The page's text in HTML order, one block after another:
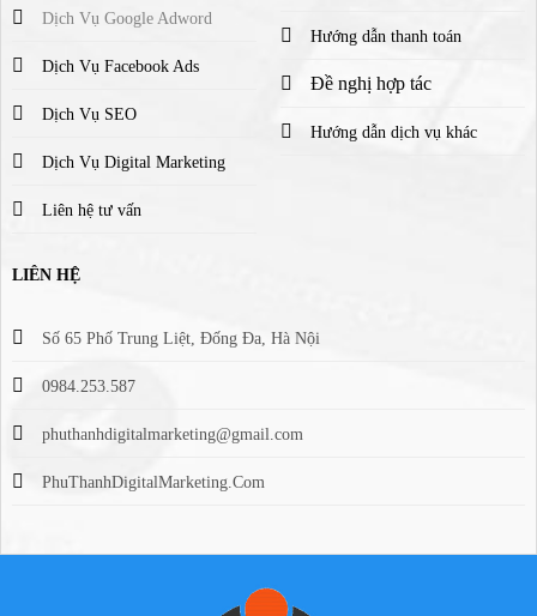
Dịch Vụ Google Adword
Dịch Vụ Facebook Ads
Dịch Vụ SEO
Dịch Vụ Digital Marketing
Liên hệ tư vấn
Hướng dẫn thanh toán
Đề nghị hợp tác
Hướng dẫn dịch vụ khác
LIÊN HỆ
Số 65 Phố Trung Liệt, Đống Đa, Hà Nội
0984.253.587
phuthanhdigitalmarketing@gmail.com
PhuThanhDigitalMarketing.Com